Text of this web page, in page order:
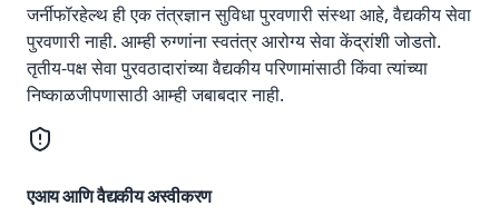
जर्नीफॉरहेल्थ ही एक तंत्रज्ञान सुविधा पुरवणारी संस्था आहे, वैद्यकीय सेवा
पुरवणारी नाही. आम्ही रुग्णांना स्वतंत्र आरोग्य सेवा केंद्रांशी जोडतो.
तृतीय-पक्ष सेवा पुरवठादारांच्या वैद्यकीय परिणामांसाठी किंवा त्यांच्या
निष्काळजीपणासाठी आम्ही जबाबदार नाही.
एआय आणि वैद्यकीय अस्वीकरण